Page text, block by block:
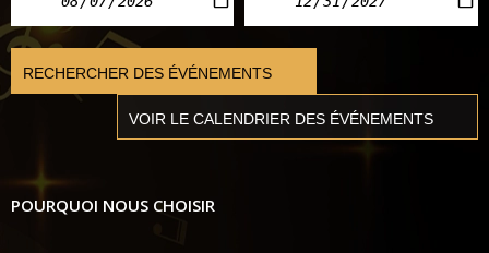
POURQUOI NOUS CHOISIR